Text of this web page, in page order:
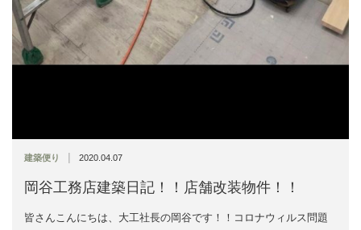
建築便り | 2020.04.07
岡谷工務店建築日記！！店舗改装物件！！
皆さんこんにちは、大工社長の岡谷です！！コロナウィルス問題